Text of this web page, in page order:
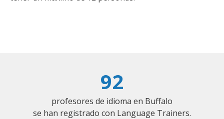
92
profesores de idioma en Buffalo
se han registrado con Language Trainers.